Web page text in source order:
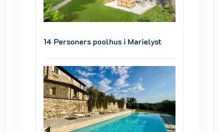
14 Personers poolhus i Marielyst